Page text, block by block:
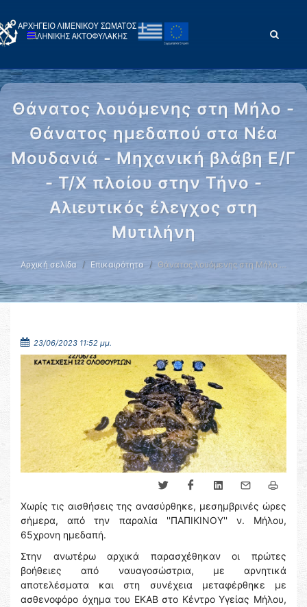
Θάνατος λουόμενης στη Μήλο -
Θάνατος ημεδαπού στα Νέα
Μουδανιά - Μηχανική βλάβη Ε/Γ
- Τ/Χ πλοίου στην Τήνο -
Αλιευτικός έλεγχος στη
Μυτιλήνη
Αρχική σελίδα Επικαιρότητα Θάνατος λουόμενης στη Μήλο …
23/06/2023 11:52 μμ.
Χωρίς τις αισθήσεις της ανασύρθηκε, μεσημβρινές ώρες
σήμερα, από την παραλία ''ΠΑΠΙΚΙΝΟΥ'' ν. Μήλου,
65χρονη ημεδαπή.
Στην ανωτέρω αρχικά παρασχέθηκαν οι πρώτες
βοήθειες από ναυαγοσώστρια, με αρνητικά
αποτελέσματα και στη συνέχεια μεταφέρθηκε με
ασθενοφόρο όχημα του ΕΚΑΒ στο Κέντρο Υγείας Μήλου,